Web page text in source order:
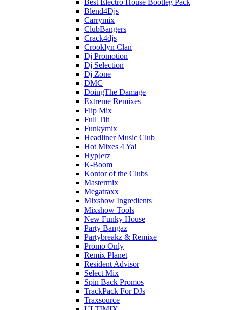
Best Electro House Bootleg Pack
Blend4Djs
Carrymix
ClubBangers
Crack4djs
Crooklyn Clan
Dj Promotion
Dj Selection
Dj Zone
DMC
DoingThe Damage
Extreme Remixes
Flip Mix
Full Tilt
Funkymix
Headliner Music Club
Hot Mixes 4 Ya!
Hyp[erz
K-Boom
Kontor of the Clubs
Mastermix
Megatraxx
Mixshow Ingredients
Mixshow Tools
New Funky House
Party Bangaz
Partybreakz & Remixe
Promo Only
Remix Planet
Resident Advisor
Select Mix
Spin Back Promos
TrackPack For DJs
Traxsource